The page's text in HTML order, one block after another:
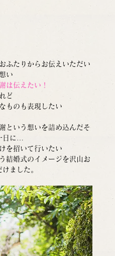
ふたりからお伝えいただい
い
は伝えたい！
ど
なものも表現したい
という想いを詰め込んだそ
日に…
を招いて行いたい
結婚式のイメージを沢山お
ました。